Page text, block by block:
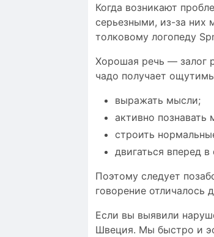
Когда возникают
серьезными, из-за них
толковому логопеду
Хорошая речь — залог
чадо получает
выражать мысли;
активно познавать
строить
двигаться вперед
Поэтому следует
говорение отличалось
Если вы выявили
Швеция. Мы быстро и